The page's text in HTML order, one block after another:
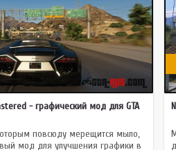
GTA Online
RDR 2
- графический мод для GTA
повсюду мерещится мыло,
мод для улучшения графики в